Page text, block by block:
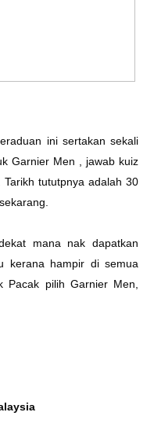
ini sertakan sekali
Garnier Men , jawab kuiz
tututpnya adalah 30
mana nak dapatkan
kerana hampir di semua
Pacak pilih Garnier Men,